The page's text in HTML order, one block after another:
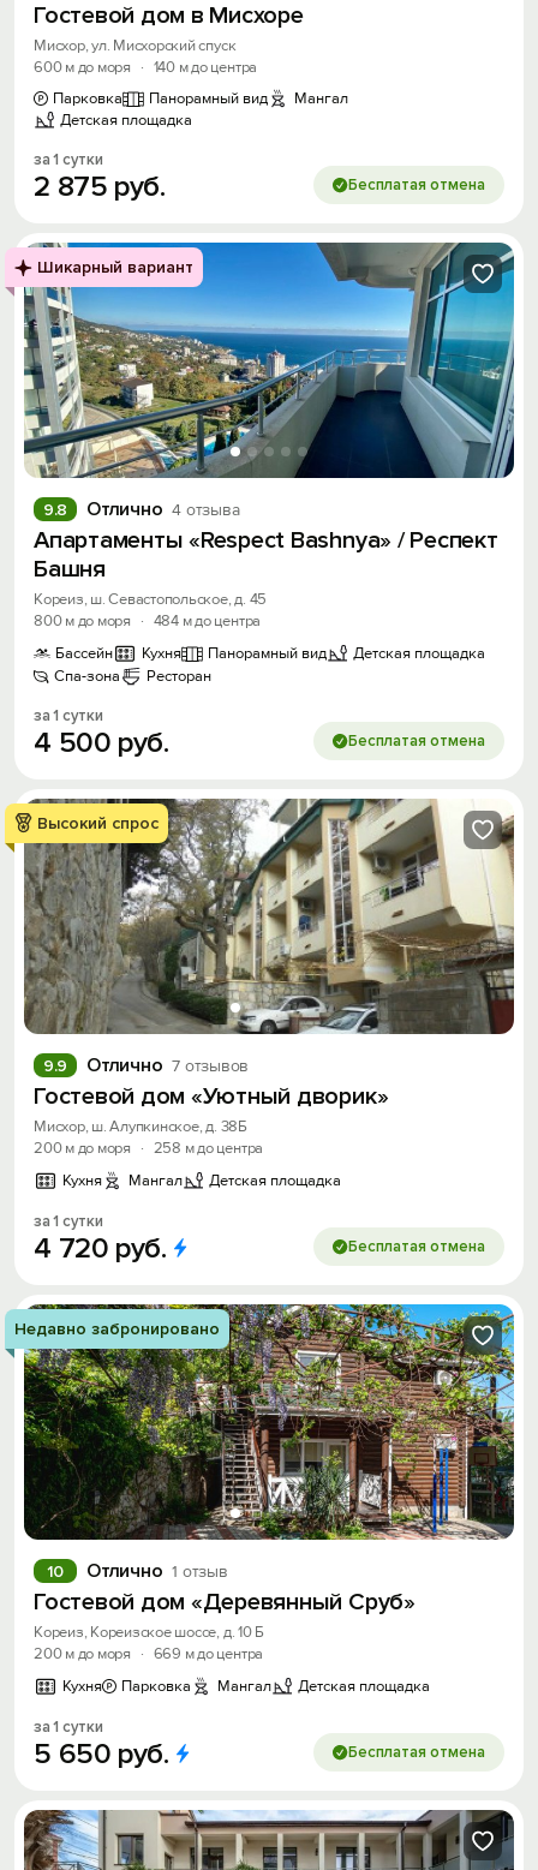
Гостевой дом в Мисхоре
Мисхор, ул. Мисхорский спуск
600 м до моря
· 140 м до центра
Парковка
Панорамный вид
Мангал
Детская площадка
за 1 сутки
2 875 руб. Бесплатая отмена
Шикарный вариант
Отлично 4 отзыва
9.8
Апартаменты «Respect Bashnya» / Респект
Башня
Кореиз, ш. Севастопольское, д. 45
800 м до моря
· 484 м до центра
Бассейн
Кухня Панорамный вид
Детская площадка
Спа-зона
Ресторан
за 1 сутки
4 500 руб. Бесплатая отмена
Высокий спрос
Отлично 7 отзывов
9.9
Гостевой дом «Уютный дворик»
Мисхор, ш. Алупкинское, д. 38Б
200 м до моря
· 258 м до центра
Кухня
Мангал Детская площадка
за 1 сутки
4 720 руб. Бесплатая отмена
Недавно забронировано
Отлично 1 отзыв
10
Гостевой дом «Деревянный Сруб»
Кореиз, Кореизское шоссе, д. 10 Б
200 м до моря
· 669 м до центра
Кухня
Парковка Мангал Детская площадка
за 1 сутки
5 650 руб. Бесплатая отмена